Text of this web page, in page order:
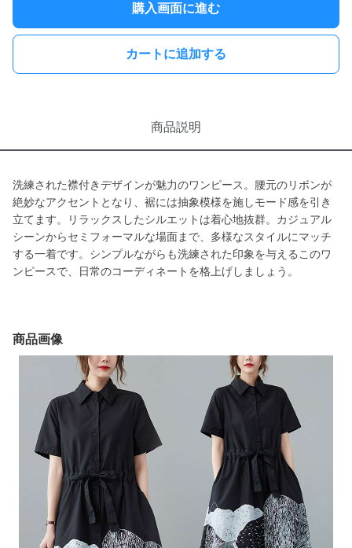
購入画面に進む
カートに追加する
商品説明
洗練された襟付きデザインが魅力のワンピース。腰元のリボンが
絶妙なアクセントとなり、裾には抽象模様を施しモード感を引き
立てます。リラックスしたシルエットは着心地抜群。カジュアル
シーンからセミフォーマルな場面まで、多様なスタイルにマッチ
する一着です。シンプルながらも洗練された印象を与えるこのワ
ンピースで、日常のコーディネートを格上げしましょう。
商品画像